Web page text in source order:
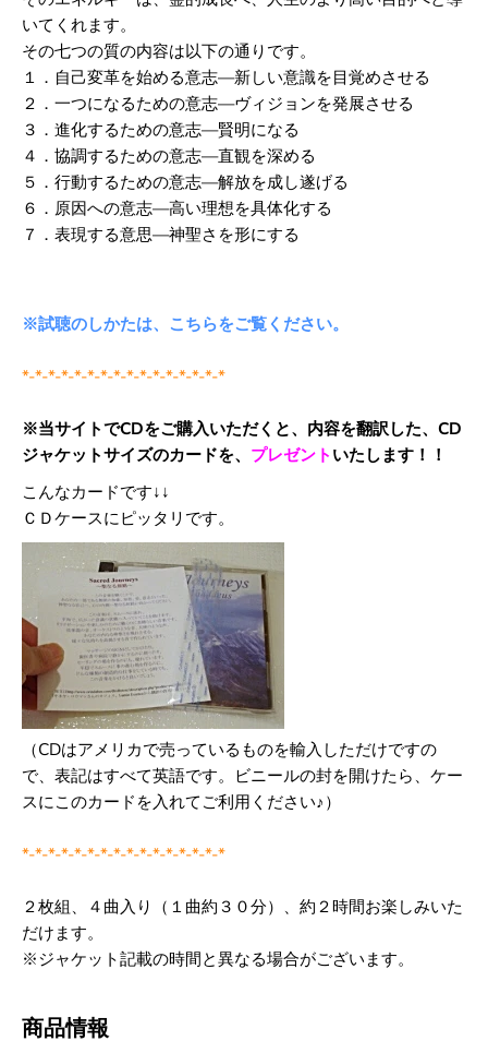
いてくれます。
その七つの質の内容は以下の通りです。
１．自己変革を始める意志―新しい意識を目覚めさせる
２．一つになるための意志―ヴィジョンを発展させる
３．進化するための意志―賢明になる
４．協調するための意志―直観を深める
５．行動するための意志―解放を成し遂げる
６．原因への意志―高い理想を具体化する
７．表現する意思―神聖さを形にする
※試聴のしかたは、こちらをご覧ください。
*-*-*-*-*-*-*-*-*-*-*-*-*-*-*-*
※当サイトでCDをご購入いただくと、内容を翻訳した、CD
ジャケットサイズのカードを、 プレゼントいたします！！
こんなカードです↓↓
ＣＤケースにピッタリです。
（CDはアメリカで売っているものを輸入しただけですの
で、表記はすべて英語です。ビニールの封を開けたら、ケー
スにこのカードを入れてご利用ください♪）
*-*-*-*-*-*-*-*-*-*-*-*-*-*-*-*
２枚組、４曲入り（１曲約３０分）、約２時間お楽しみいた
だけます。
※ジャケット記載の時間と異なる場合がございます。
商品情報